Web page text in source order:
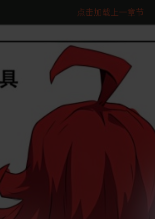
点击加载上一章节